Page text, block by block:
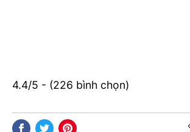
4.4/5 - (226 bình chọn)